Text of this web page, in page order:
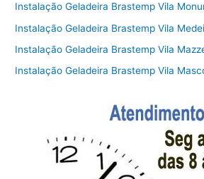
Instalação Geladeira Brastemp Vila
Instalação Geladeira Brastemp Vila
Instalação Geladeira Brastemp Vila
Instalação Geladeira Brastemp Vila